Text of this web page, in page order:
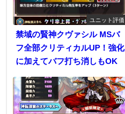
ユニット評価
禁域の賢神クヴァシル MSバ
フ全部クリティカルUP！強化
に加えてバフ打ち消しもOK